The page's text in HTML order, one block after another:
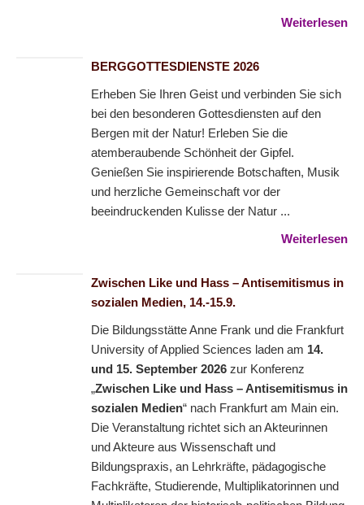
Weiterlesen
BERGGOTTESDIENSTE 2026
Erheben Sie Ihren Geist und verbinden Sie sich
bei den besonderen Gottesdiensten auf den
Bergen mit der Natur! Erleben Sie die
atemberaubende Schönheit der Gipfel.
Genießen Sie inspirierende Botschaften, Musik
und herzliche Gemeinschaft vor der
beeindruckenden Kulisse der Natur ...
Weiterlesen
Zwischen Like und Hass – Antisemitismus in
sozialen Medien, 14.-15.9.
Die Bildungsstätte Anne Frank und die Frankfurt
University of Applied Sciences laden am 14.
und 15. September 2026 zur Konferenz
„Zwischen Like und Hass – Antisemitismus in
sozialen Medien“ nach Frankfurt am Main ein.
Die Veranstaltung richtet sich an Akteurinnen
und Akteure aus Wissenschaft und
Bildungspraxis, an Lehrkräfte, pädagogische
Fachkräfte, Studierende, Multiplikatorinnen und